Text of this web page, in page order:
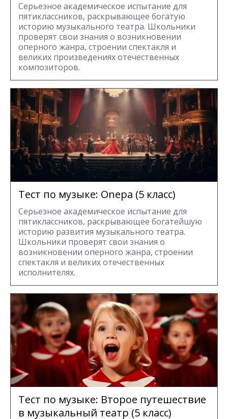
Серьезное академическое испытание для
пятиклассников, раскрывающее богатую
историю музыкального театра. Школьники
проверят свои знания о возникновении
оперного жанра, строении спектакля и
великих произведениях отечественных
композиторов.
Тест по музыке: Onepa (5 класс)
Серьезное академическое испытание для
пятиклассников, раскрывающее богатейшую
историю развития музыкального театра.
Школьники проверят свои знания о
возникновении оперного жанра, строении
спектакля и великих отечественных
исполнителях.
Тест по музыке: Второе путешествие
в музыкальный театр (5 класс)